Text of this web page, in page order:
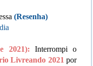
(Resenha)
2021): Interrompi o
Livreando 2021 por